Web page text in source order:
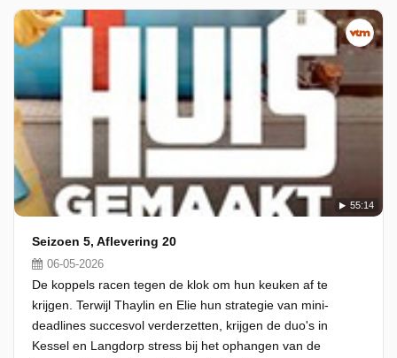
55:14
Seizoen 5, Aflevering 20
06-05-2026
De koppels racen tegen de klok om hun keuken af te
krijgen. Terwijl Thaylin en Elie hun strategie van mini-
deadlines succesvol verderzetten, krijgen de duo's in
Kessel en Langdorp stress bij het ophangen van de